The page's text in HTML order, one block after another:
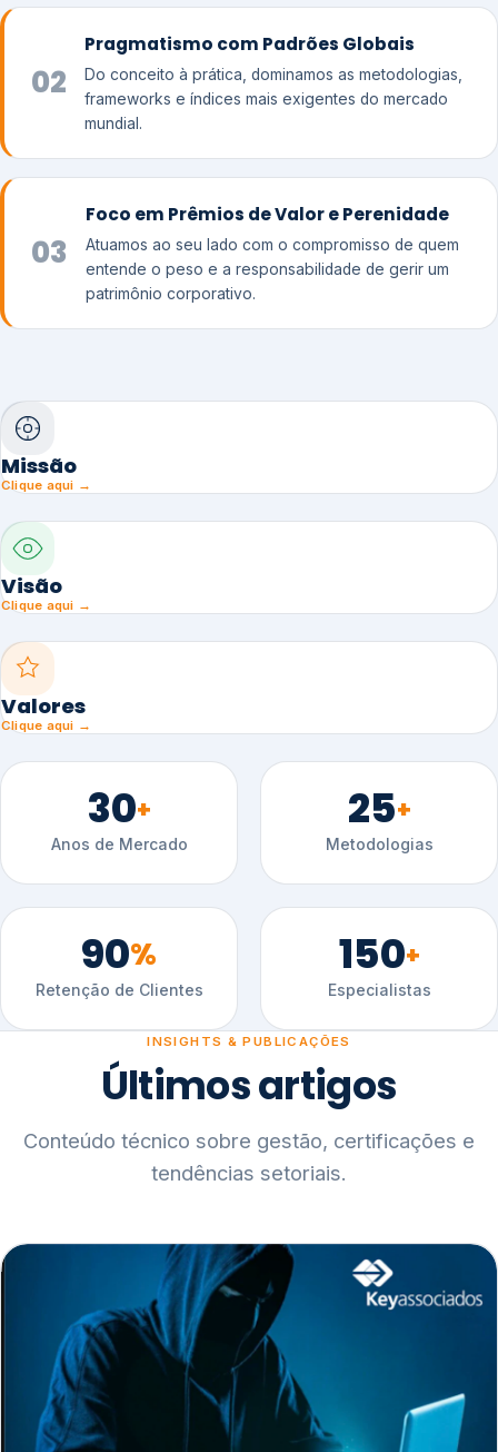
02
Pragmatismo com Padrões Globais
Do conceito à prática, dominamos as metodologias,
frameworks e índices mais exigentes do mercado
mundial.
03
Foco em Prêmios de Valor e Perenidade
Atuamos ao seu lado com o compromisso de quem
entende o peso e a responsabilidade de gerir um
patrimônio corporativo.
Missão
Clique aqui →
Visão
Clique aqui →
Valores
Clique aqui →
30+
Anos de Mercado
25+
Metodologias
90%
Retenção de Clientes
150+
Especialistas
INSIGHTS & PUBLICAÇÕES
Últimos artigos
Conteúdo técnico sobre gestão, certificações e
tendências setoriais.